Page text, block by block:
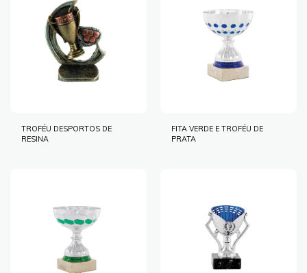
TROFÉU DESPORTOS DE
RESINA
FITA VERDE E TROFÉU DE
PRATA